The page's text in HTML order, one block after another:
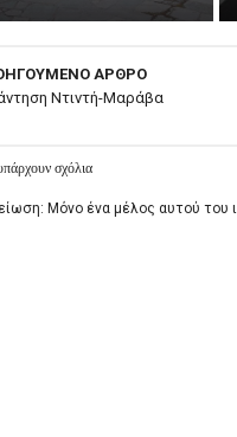
ΑΡΘΡΟ
Ντιντή-Μαράβα
σχόλια
Μόνο ένα μέλος αυτού του